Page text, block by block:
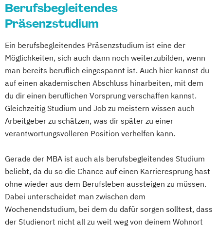
MBA Internationale
Betriebswirtschaftslehre
MBA Management in der Weinwirtschaft
MBA Marketing-Management
MBA Motorsport-Management
MBA Sport-Management
MBA Unternehmensführung
MBA Vertriebsingenieur/in
Berufsbegleitendes
Präsenzstudium
Ein berufsbegleitendes Präsenzstudium ist eine der
Möglichkeiten, sich auch dann noch weiterzubilden, wenn
man bereits beruflich eingespannt ist. Auch hier kannst du
auf einen akademischen Abschluss hinarbeiten, mit dem
du dir einen beruflichen Vorsprung verschaffen kannst.
Gleichzeitig Studium und Job zu meistern wissen auch
Arbeitgeber zu schätzen, was dir später zu einer
verantwortungsvolleren Position verhelfen kann.
Gerade der MBA ist auch als berufsbegleitendes Studium
beliebt, da du so die Chance auf einen Karrieresprung hast
ohne wieder aus dem Berufsleben aussteigen zu müssen.
Dabei unterscheidet man zwischen dem
Wochenendstudium, bei dem du dafür sorgen solltest, dass
der Studienort nicht all zu weit weg von deinem Wohnort